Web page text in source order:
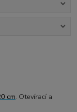
cm. Otevírací a